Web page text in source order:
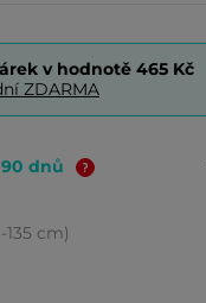
v hodnotě 465 Kč
ZDARMA
dnů
135 cm)